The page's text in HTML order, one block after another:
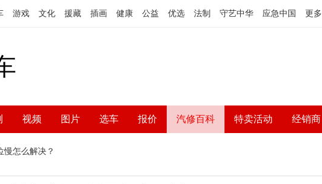
游戏 文化 援藏 插画 健康 公益 优选 法制 守艺中华 应急中国 更多
视频 图片 选车 报价 汽修百科 特卖活动 经销商
慢怎么解决？